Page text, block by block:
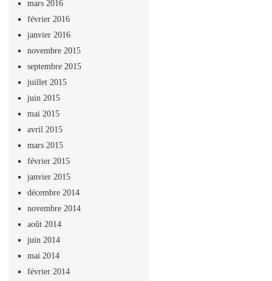
mars 2016
février 2016
janvier 2016
novembre 2015
septembre 2015
juillet 2015
juin 2015
mai 2015
avril 2015
mars 2015
février 2015
janvier 2015
décembre 2014
novembre 2014
août 2014
juin 2014
mai 2014
février 2014